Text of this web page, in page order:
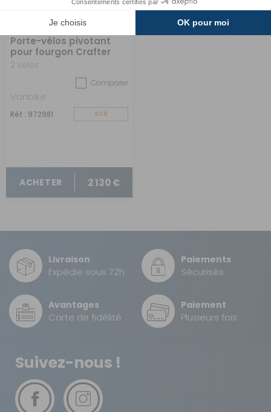
Porte-vélos pivotant
pour fourgon Crafter
2 vélos
Comparer
Vanbike
Réf : 972981
SUR
ACHETER 2 130 €
Livraison
Expédié sous 72h
Paiements
Sécurisés
Avantages
Carte de fidélité
Paiement
Plusieurs fois
Suivez-nous !